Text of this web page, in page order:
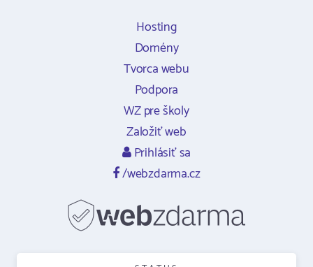
Hosting
Domény
Tvorca webu
Podpora
WZ pre školy
Založiť web
Prihlásiť sa
/webzdarma.cz